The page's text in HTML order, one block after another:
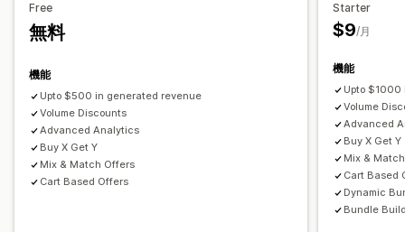
動的価格設定
編集ツール
キャンペーン トリガーとルール
ディスカウントの組み合わせ
ターゲティング セグメンテーション 絞り込み
追跡
分析
A/Bテスト
設定可能な価格設定方式
固定価格設定
ボリュームディスカウント
割引率によるディスカウント カートディスカウント
無料配送
BOGO
定期購入 一括価格設定
動的価格設定
カスタム価格
Free
無料
機能
Upto $500 in generated revenue
Volume Discounts
Advanced Analytics
Buy X Get Y
Mix & Match Offers
Cart Based Offers
Starter
$9/月
機能
Upto
Volume
Advanced
Buy X Get Y
Mix &
Cart Based
Dynamic
Bundle